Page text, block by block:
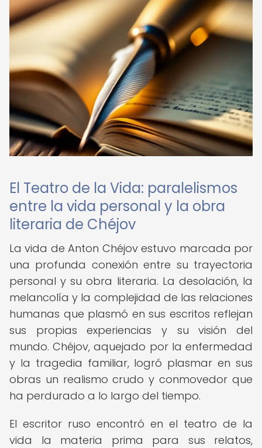
El Teatro de la Vida: paralelismos
entre la vida personal y la obra
literaria de Chéjov
La vida de Anton Chéjov estuvo marcada por
una profunda conexión entre su trayectoria
personal y su obra literaria. La desolación, la
melancolía y la complejidad de las relaciones
humanas que plasmó en sus escritos reflejan
sus propias experiencias y su visión del
mundo. Chéjov, aquejado por la enfermedad
y la tragedia familiar, logró plasmar en sus
obras un realismo crudo y conmovedor que
ha perdurado a lo largo del tiempo.
El escritor ruso encontró en el teatro de la
vida la materia prima para sus relatos,